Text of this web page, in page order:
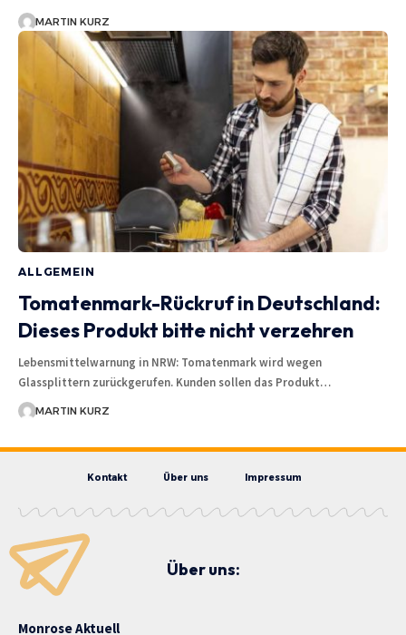
MARTIN KURZ
ALLGEMEIN
Tomatenmark-Rückruf in Deutschland:
Dieses Produkt bitte nicht verzehren
Lebensmittelwarnung in NRW: Tomatenmark wird wegen
Glassplittern zurückgerufen. Kunden sollen das Produkt…
MARTIN KURZ
Kontakt Über uns Impressum
Über uns:
Monrose Aktuell